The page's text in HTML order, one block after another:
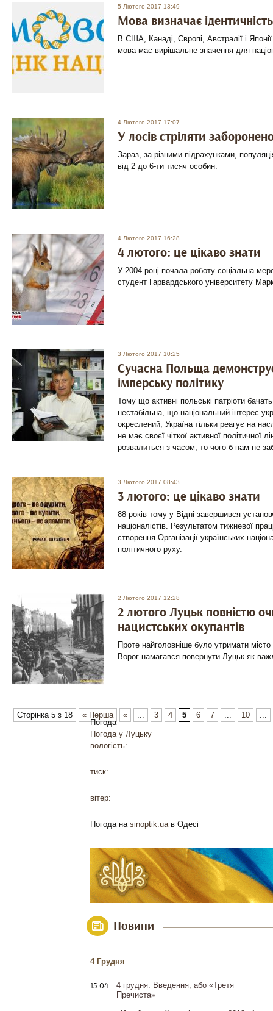
5 Лютого 2017 13:49
Мова визначає
В США, Канаді, Європі, Австралії і
мова має вирішальне значення для
4 Лютого 2017 17:07
У лосів стріляти
Зараз, за різними підрахунками,
від 2 до 6-ти тисяч особин.
4 Лютого 2017 16:28
4 лютого: це цікаво знати
У 2004 році почала роботу соціальна
студент Гарвардського університету
3 Лютого 2017 10:25
Сучасна Польща
імперську політику
Тому що активні польські патріоти
нестабільна, що національний інтерес
окреслений, Україна тільки реагує на
не має своєї чіткої активної політичної
розвалиться з часом, то чого б нам не
3 Лютого 2017 08:43
3 лютого: це цікаво знати
88 років тому у Відні завершився
націоналістів. Результатом тижневої
створення Організації українських
політичного руху.
2 Лютого 2017 12:28
2 лютого Луцьк повністю
нацистських окупантів
Проте найголовніше було утримати
Ворог намагався повернути Луцьк як
Сторінка 5 з 18 « Перша « ... 3 4 5 6 7 ... 10
...
Погода
Погода у Луцьку
вологість:
тиск:
вітер:
Погода на sinoptik.uaв Одесі
Новини
4 Грудня
15:04
4 грудня: Введення, або «Третя
Пречиста»